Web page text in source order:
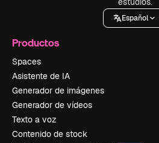
Español
Productos
Spaces
Asistente de IA
Generador de imágenes
Generador de vídeos
Texto a voz
Contenido de stock